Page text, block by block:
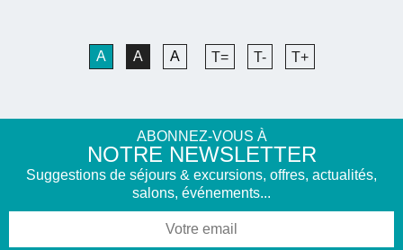
A A A T= T- T+
ABONNEZ-VOUS À
NOTRE NEWSLETTER
Suggestions de séjours & excursions, offres, actualités,
salons, événements...